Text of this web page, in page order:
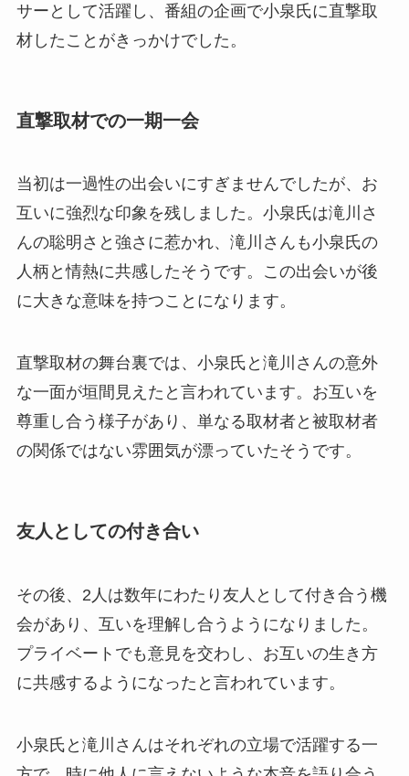
サーとして活躍し、番組の企画で小泉氏に直撃取
材したことがきっかけでした。
直撃取材での一期一会
当初は一過性の出会いにすぎませんでしたが、お
互いに強烈な印象を残しました。小泉氏は滝川さ
んの聡明さと強さに惹かれ、滝川さんも小泉氏の
人柄と情熱に共感したそうです。この出会いが後
に大きな意味を持つことになります。
直撃取材の舞台裏では、小泉氏と滝川さんの意外
な一面が垣間見えたと言われています。お互いを
尊重し合う様子があり、単なる取材者と被取材者
の関係ではない雰囲気が漂っていたそうです。
友人としての付き合い
その後、2人は数年にわたり友人として付き合う機
会があり、互いを理解し合うようになりました。
プライベートでも意見を交わし、お互いの生き方
に共感するようになったと言われています。
小泉氏と滝川さんはそれぞれの立場で活躍する一